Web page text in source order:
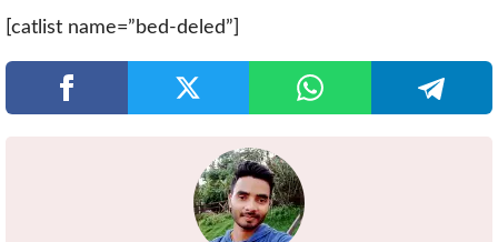
[catlist name=”bed-deled”]